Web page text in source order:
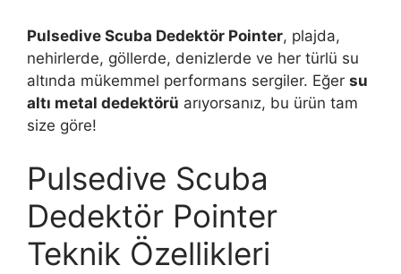
Pulsedive Scuba Dedektör Pointer, plajda,
nehirlerde, göllerde, denizlerde ve her türlü su
altında mükemmel performans sergiler. Eğer su
altı metal dedektörü arıyorsanız, bu ürün tam
size göre!
Pulsedive Scuba
Dedektör Pointer
Teknik Özellikleri